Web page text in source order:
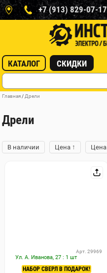
+7 (913) 829-07-17
КАТАЛОГ СКИДКИ
Главная / Дрели
Дрели
В наличии Цена ↑ Цена
Ул. А. Иванова, 27 : 1 шт
Арт. 29969
НАБОР СВЕРЛ В ПОДАРОК!